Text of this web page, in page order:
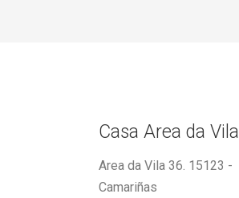
Casa Area da Vila
Area da Vila 36. 15123 -
Camariñas